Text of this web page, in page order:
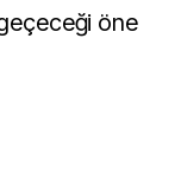
öne